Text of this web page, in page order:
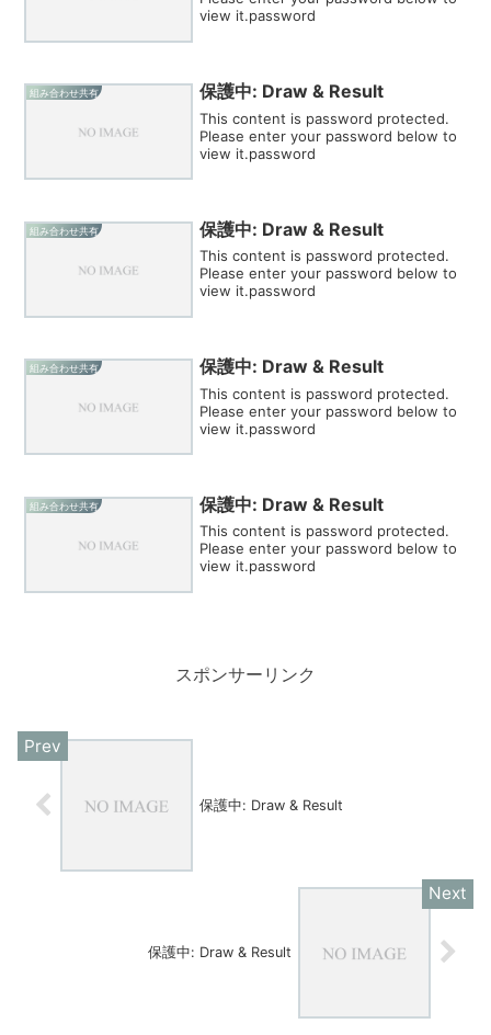
view it.password
組み合わせ共有 保護中: Draw & Result
This content is password protected.
Please enter your password below to
view it.password
組み合わせ共有 保護中: Draw & Result
This content is password protected.
Please enter your password below to
view it.password
組み合わせ共有 保護中: Draw & Result
This content is password protected.
Please enter your password below to
view it.password
組み合わせ共有 保護中: Draw & Result
This content is password protected.
Please enter your password below to
view it.password
スポンサーリンク
保護中: Draw & Result
保護中: Draw & Result